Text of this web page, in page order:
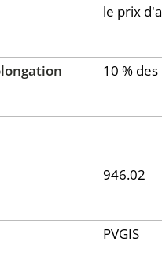
le prix
10 %
946.02
PVGIS